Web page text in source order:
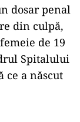
dosar penal
din culpă,
de 19
Spitalului
ce a născut